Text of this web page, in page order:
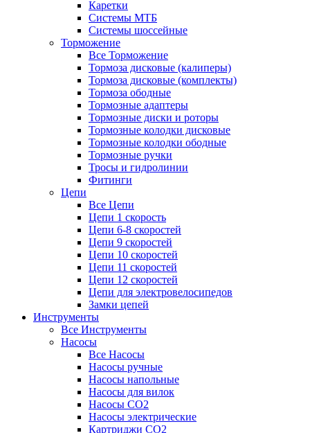
Каретки
Системы МТБ
Системы шоссейные
Торможение
Все Торможение
Тормоза дисковые (калиперы)
Тормоза дисковые (комплекты)
Тормоза ободные
Тормозные адаптеры
Тормозные диски и роторы
Тормозные колодки дисковые
Тормозные колодки ободные
Тормозные ручки
Тросы и гидролинии
Фитинги
Цепи
Все Цепи
Цепи 1 скорость
Цепи 6-8 скоростей
Цепи 9 скоростей
Цепи 10 скоростей
Цепи 11 скоростей
Цепи 12 скоростей
Цепи для электровелосипедов
Замки цепей
Инструменты
Все Инструменты
Насосы
Все Насосы
Насосы ручные
Насосы напольные
Насосы для вилок
Насосы CO2
Насосы электрические
Картриджи CO2